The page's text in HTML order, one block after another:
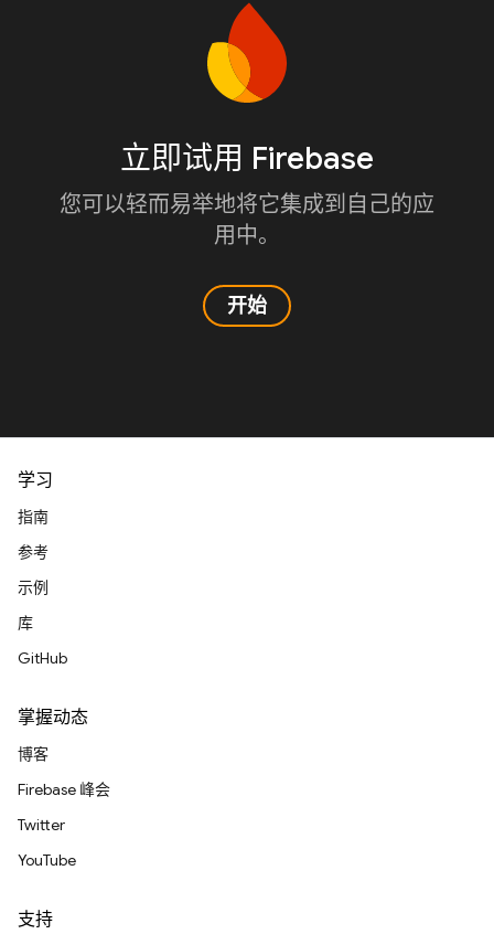
立即试用 Firebase
您可以轻而易举地将它集成到自己的应
用中。
开始
学习
指南
参考
示例
库
GitHub
掌握动态
博客
Firebase 峰会
Twitter
YouTube
支持